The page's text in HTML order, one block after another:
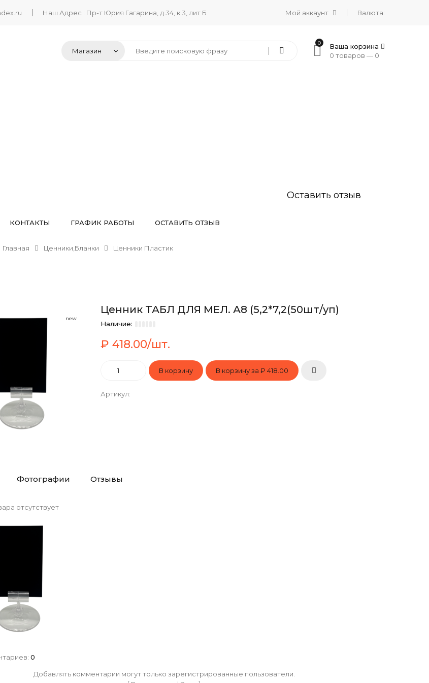
Наш Адрес : Пр-т Юрия Гагарина, д 34, к 3, лит Б Мой аккаунт Валюта:
0
Ваша корзина
0 товаров — 0
Оставить отзыв
КОНТАКТЫ ГРАФИК РАБОТЫ ОСТАВИТЬ ОТЗЫВ
Главная Ценники,Бланки Ценники Пластик
new
Ценник ТАБЛ ДЛЯ МЕЛ. А8 (5,2*7,2(50шт/уп)
Наличие:
₽ 418.00/шт.
В корзину за ₽ 418.00
Артикул:
Фотографии Отзывы
отсутствует
:0
Добавлять комментарии могут только зарегистрированные пользователи.